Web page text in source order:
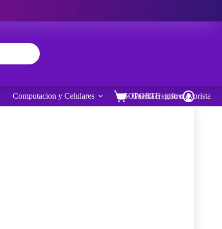
Computacion y Celulares SOPORTE info mayorista
Carro
de
Cuenta/ registro